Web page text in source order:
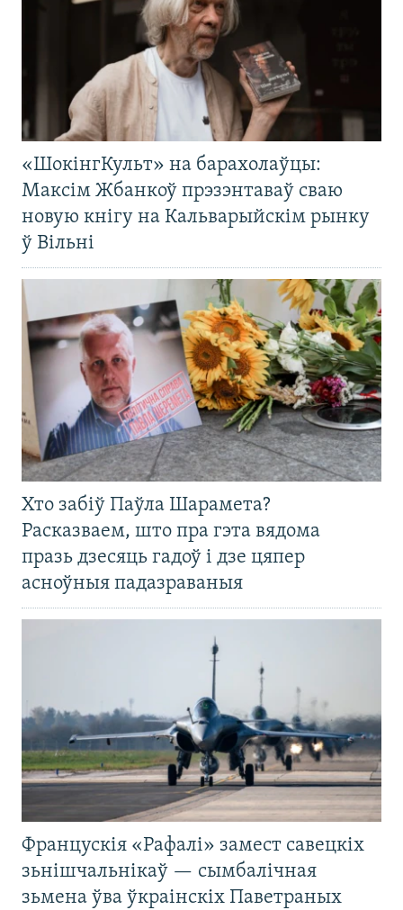
«ШокінгКульт» на барахолаўцы:
Максім Жбанкоў прэзэнтаваў сваю
новую кнігу на Кальварыйскім рынку
ў Вільні
Хто забіў Паўла Шарамета?
Расказваем, што пра гэта вядома
празь дзесяць гадоў і дзе цяпер
асноўныя падазраваныя
Францускія «Рафалі» замест савецкіх
зьнішчальнікаў — сымбалічная
зьмена ўва ўкраінскіх Паветраных